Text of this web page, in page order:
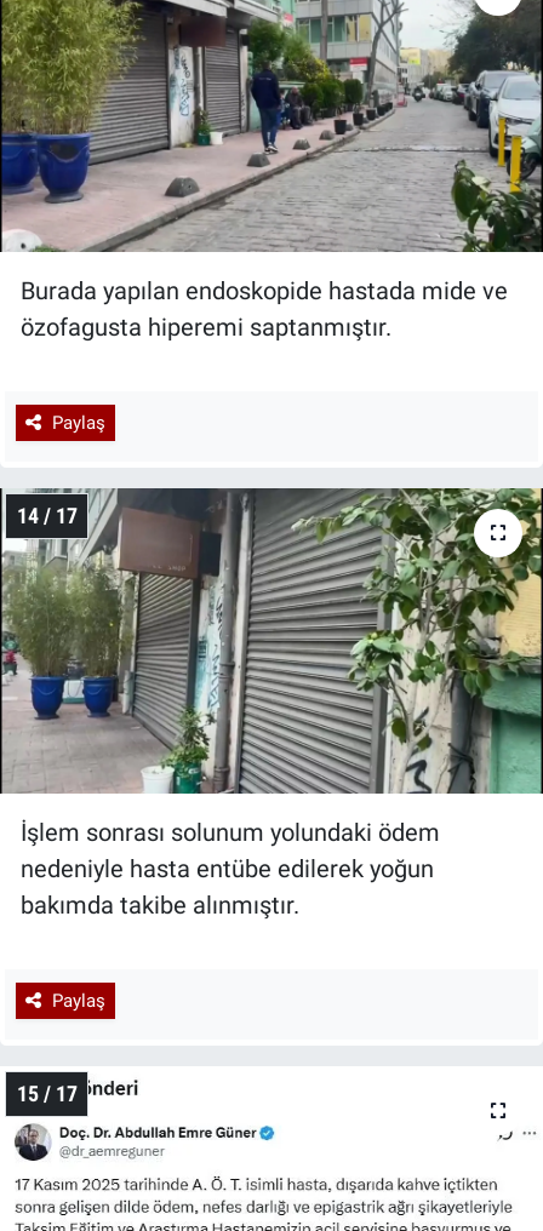
Burada yapılan endoskopide hastada mide ve
özofagusta hiperemi saptanmıştır.
Paylaş
14 / 17
İşlem sonrası solunum yolundaki ödem
nedeniyle hasta entübe edilerek yoğun
bakımda takibe alınmıştır.
Paylaş
15 / 17